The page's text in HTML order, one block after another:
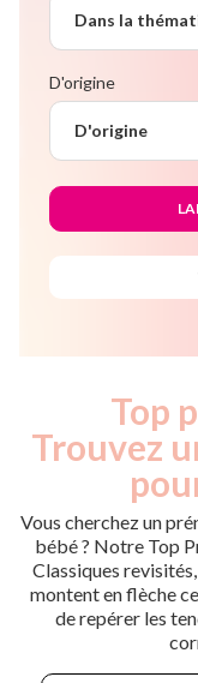
Dans la
D'origine
D'origine
Top
Trouvez
Vous cherchez un
bébé ? Notre Top
Classiques
montent en flèche
de repérer les